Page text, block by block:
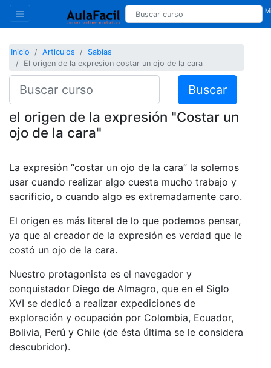
Inicio Articulos
Sabias
El origen de la expresion costar un ojo de la cara
Buscar
el origen de la expresión "Costar un
ojo de la cara"
La expresión “costar un ojo de la cara” la solemos
usar cuando realizar algo cuesta mucho trabajo y
sacrificio, o cuando algo es extremadamente caro.
El origen es más literal de lo que podemos pensar,
ya que al creador de la expresión es verdad que le
costó un ojo de la cara.
Nuestro protagonista es el navegador y
conquistador Diego de Almagro, que en el Siglo
XVI se dedicó a realizar expediciones de
exploración y ocupación por Colombia, Ecuador,
Bolivia, Perú y Chile (de ésta última se le considera
descubridor).